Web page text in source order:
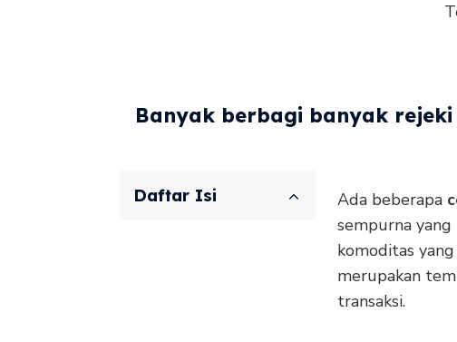
Banyak berbagi banyak rejeki
Daftar Isi Ada beberapa
sempurna yang
komoditas
merupakan
transaksi.